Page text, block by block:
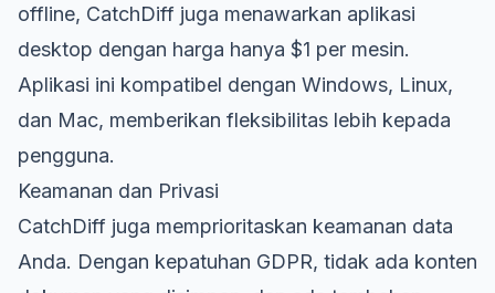
offline, CatchDiff juga menawarkan aplikasi
desktop dengan harga hanya $1 per mesin.
Aplikasi ini kompatibel dengan Windows, Linux,
dan Mac, memberikan fleksibilitas lebih kepada
pengguna.
Keamanan dan Privasi
CatchDiff juga memprioritaskan keamanan data
Anda. Dengan kepatuhan GDPR, tidak ada konten